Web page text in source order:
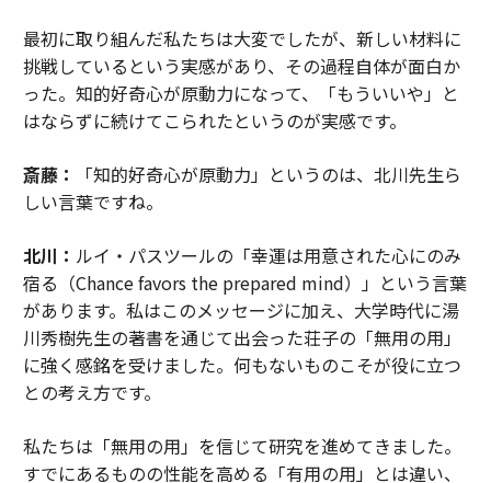
最初に取り組んだ私たちは大変でしたが、新しい材料に
挑戦しているという実感があり、その過程自体が面白か
った。知的好奇心が原動力になって、「もういいや」と
はならずに続けてこられたというのが実感です。
斎藤：
「知的好奇心が原動力」というのは、北川先生ら
しい言葉ですね。
北川： ルイ・パスツールの「幸運は用意された心にのみ
宿る（Chance favors the prepared mind）」という言葉
があります。私はこのメッセージに加え、大学時代に湯
川秀樹先生の著書を通じて出会った荘子の「無用の用」
に強く感銘を受けました。何もないものこそが役に立つ
との考え方です。
私たちは「無用の用」を信じて研究を進めてきました。
すでにあるものの性能を高める「有用の用」とは違い、